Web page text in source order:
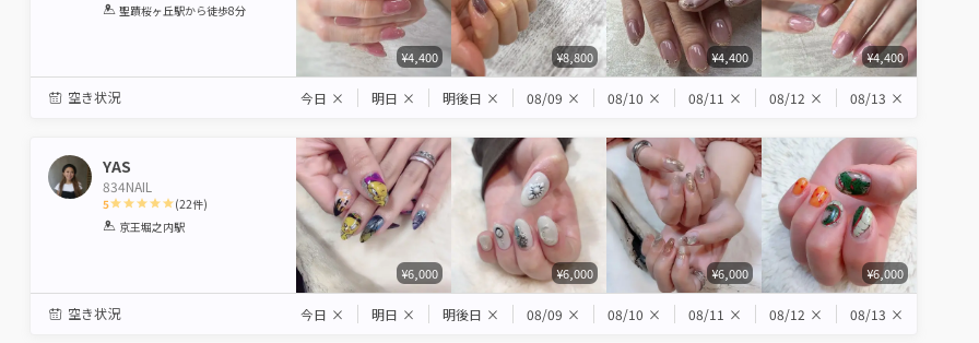
1 2 3 4 5
聖蹟桜ヶ丘駅から徒歩8分
¥4,400 ¥8,800 ¥4,400 ¥4,400
空き状況 今日 × 明日 × 明後日 × 08/09 × 08/10 × 08/11 × 08/12 × 08/13 ×
YAS
834NAIL
5
1 2 3 4 5
(22件)
京王堀之内駅
¥6,000 ¥6,000 ¥6,000 ¥6,000
空き状況 今日 × 明日 × 明後日 × 08/09 × 08/10 × 08/11 × 08/12 × 08/13 ×